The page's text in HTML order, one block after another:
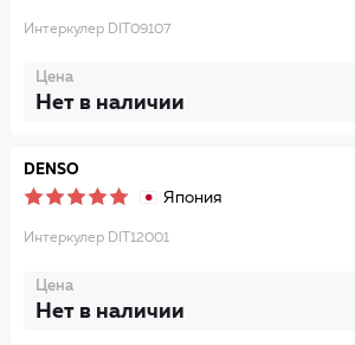
Интеркулер DIT09107
Цена
Нет в наличии
DENSO
Япония
Интеркулер DIT12001
Цена
Нет в наличии